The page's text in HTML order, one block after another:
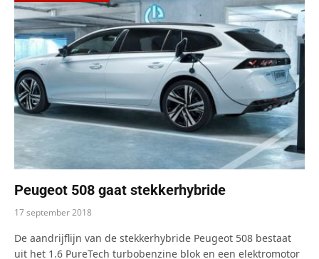
Peugeot 508 gaat stekkerhybride
17 september 2018
De aandrijflijn van de stekkerhybride Peugeot 508 bestaat
uit het 1.6 PureTech turbobenzine blok en een elektromotor